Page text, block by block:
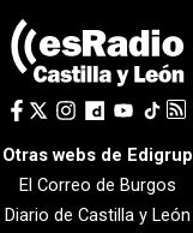
Otras webs de Edigrup
El Correo de Burgos
Diario de Castilla y León